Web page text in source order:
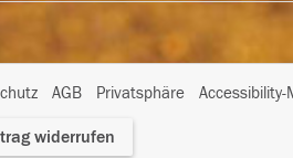
AGB Privatsphäre
I
widerrufen